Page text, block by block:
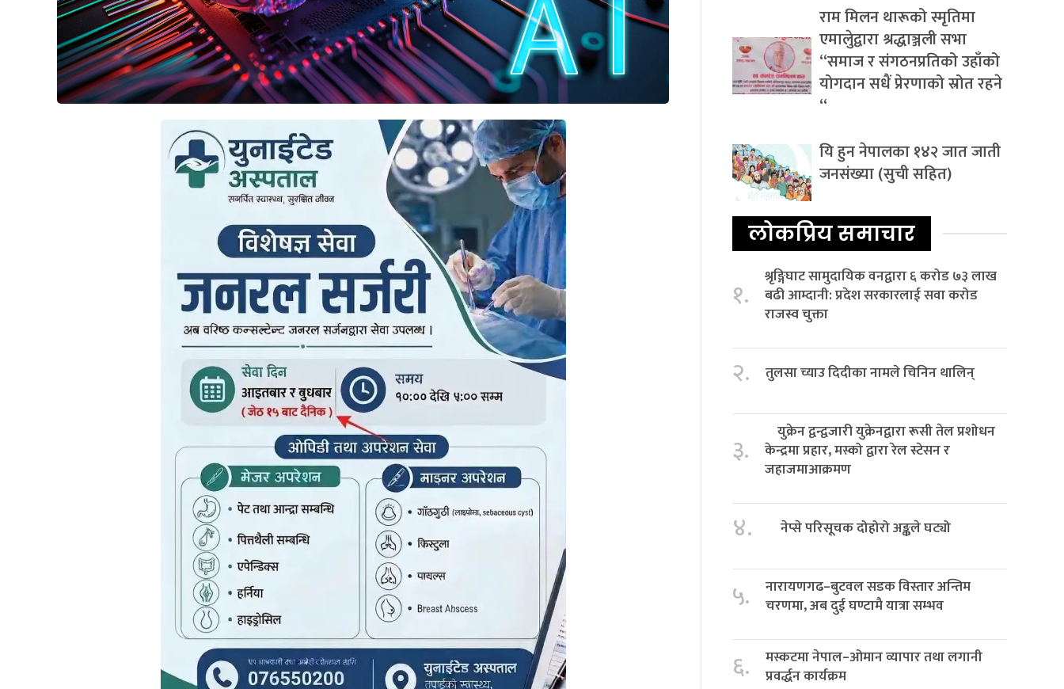
राम मिलन थारूको स्मृतिमा
एमालेुद्वारा श्रद्धाञ्जली सभा
“समाज र संगठनप्रतिको उहाँको
योगदान सधैं प्रेरणाको स्रोत रहने
“
यि हुन नेपालका १४२ जात जाती
जनसंख्या (सुची सहित)
लोकप्रिय समाचार
१.
श्रृङ्गिघाट सामुदायिक वनद्वारा ६ करोड ७३ लाख
बढी आम्दानी: प्रदेश सरकारलाई सवा करोड
राजस्व चुक्ता
२. तुलसा च्याउ दिदीका नामले चिनिन थालिन्
३.
युक्रेन द्वन्द्वजारी युक्रेनद्वारा रूसी तेल प्रशोधन
केन्द्रमा प्रहार, मस्को द्वारा रेल स्टेसन र
जहाजमाआक्रमण
४. नेप्से परिसूचक दोहोरो अङ्कले घट्यो
५.
नारायणगढ–बुटवल सडक विस्तार अन्तिम
चरणमा, अब दुई घण्टामै यात्रा सम्भव
६.
मस्कटमा नेपाल–ओमान व्यापार तथा लगानी
प्रवर्द्धन कार्यक्रम